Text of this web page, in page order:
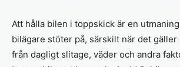
Att hålla bilen i toppskick är en
bilägare stöter på, särskilt när det gäller
från dagligt slitage, väder och andra